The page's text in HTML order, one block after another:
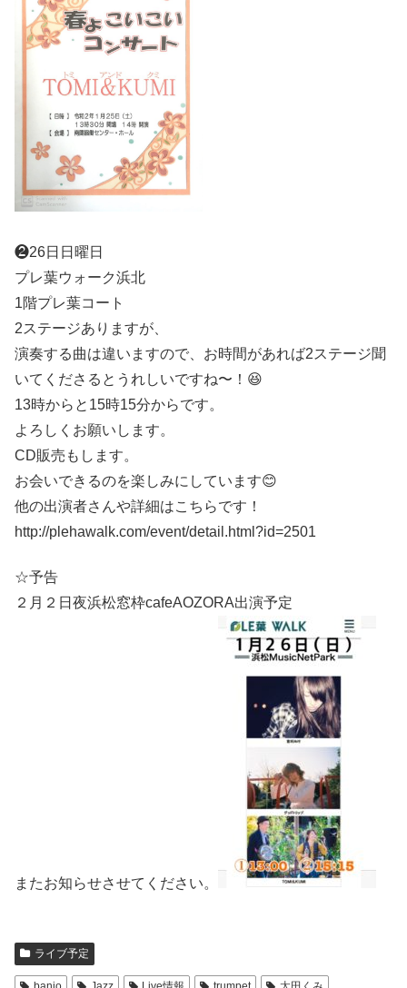
❷26日日曜日
プレ葉ウォーク浜北
1階プレ葉コート
2ステージありますが、
演奏する曲は違いますので、お時間があれば2ステージ聞
いてくださるとうれしいですね〜！😆
13時からと15時15分からです。
よろしくお願いします。
CD販売もします。
お会いできるのを楽しみにしています😊
他の出演者さんや詳細はこちらです！
http://plehawalk.com/event/detail.html?id=2501
☆予告
２月２日夜浜松窓枠cafeAOZORA出演予定
またお知らせさせてください。
ライブ予定